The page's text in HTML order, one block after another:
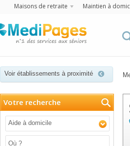
Maisons de retraite Maintien à
Voir établissements à proximité
Votre recherche
Aide à domicile